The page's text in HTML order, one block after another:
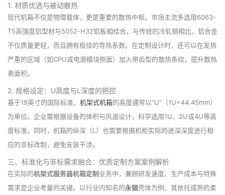
1. 材质优选与被动散热
现代机箱不仅是物理载体，更是重要的散热中枢。市场主流多选用6063-
T5高强度铝型材与5052-H32铝板相结合。与传统的冷轧钢相比，铝合金
不仅质量更轻，而且拥有极佳的导热系数。在定制设计时，还可以在发热
严重的区域（如CPU或电源模块侧面）加入带齿型的散热条纹，提升散热
表面积。
2. 规格设定：U高度与L深度的把控
基于19英寸的国际标准， 机架式机箱的高度通常以“U”（1U=44.45mm）
为单位。企业需根据设备的体积与风道设计，科学选用1U、2U或4U等高
度标准。同时，机箱的纵深（L）也需要根据机柜实际的进深深度进行相
应的非标改制，避免安装干涉。
三、标准化与非标需求融合：优质定制方案案例解析
在实际的机架式服务器机箱定制业务中，兼顾研发速度、生产成本与特殊
需求是企业考量的关键。以行业内知名的永锢壳体为例，其依托成熟的柔